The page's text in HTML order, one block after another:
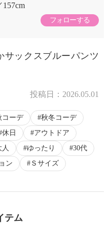
157cm
フォローする
サックスブルーパンツ
投稿日： 2026.05.01
コーデ
秋冬コーデ
休日
アウトドア
人 ゆったり
30代
ン Ｓサイズ
テム